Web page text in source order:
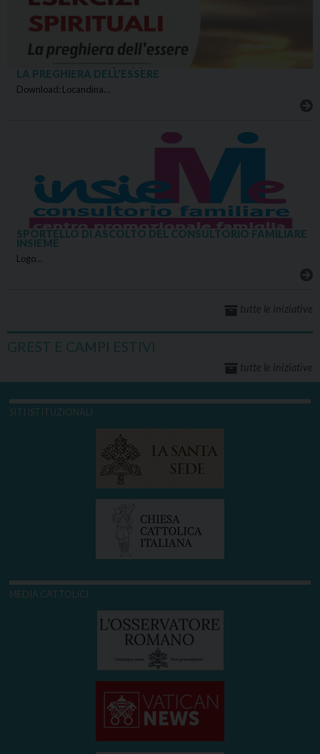
LA PREGHIERA DELL’ESSERE
Download: Locandina…
SPORTELLO DI ASCOLTO DEL CONSULTORIO FAMILIARE
INSIEME
Logo…
tutte le iniziative
GREST E CAMPI ESTIVI
tutte le iniziative
SITI ISTITUZIONALI
MEDIA CATTOLICI